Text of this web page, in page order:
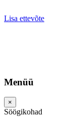
Lisa ettevõte
Menüü
×
Söögikohad